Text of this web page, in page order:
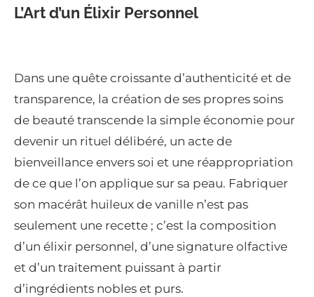
L’Art d’un Élixir Personnel
Dans une quête croissante d’authenticité et de
transparence, la création de ses propres soins
de beauté transcende la simple économie pour
devenir un rituel délibéré, un acte de
bienveillance envers soi et une réappropriation
de ce que l’on applique sur sa peau. Fabriquer
son macérât huileux de vanille n’est pas
seulement une recette ; c’est la composition
d’un élixir personnel, d’une signature olfactive
et d’un traitement puissant à partir
d’ingrédients nobles et purs.